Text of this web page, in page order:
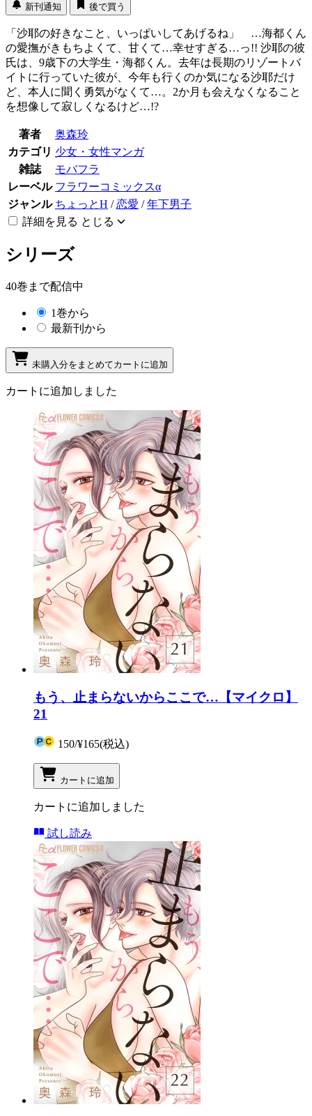
新刊通知 後で買う
「沙耶の好きなこと、いっぱいしてあげるね」 …海都くん
の愛撫がきもちよくて、甘くて…幸せすぎる…っ!! 沙耶の彼
氏は、9歳下の大学生・海都くん。去年は長期のリゾートバ
イトに行っていた彼が、今年も行くのか気になる沙耶だけ
ど、本人に聞く勇気がなくて…。2か月も会えなくなること
を想像して寂しくなるけど…!?
著者
奥森玲
カテゴリ 少女・女性マンガ
雑誌
モバフラ
レーベル フラワーコミックスα
ジャンル ちょっとH /恋愛 /年下男子
詳細を見る とじる
シリーズ
40巻まで配信中
1巻から
最新刊から
未購入分をまとめてカートに追加
カートに追加しました
もう、止まらないからここで…【マイクロ】
21
150/¥165(税込)
カートに追加
カートに追加しました
試し読み